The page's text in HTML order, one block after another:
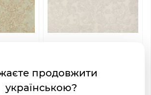
46503
Limonta ODEA 46811
продовжити
українською?